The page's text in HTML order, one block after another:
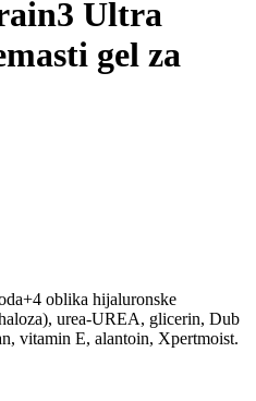
Ultra
gel za
oblika hijaluronske
urea-UREA, glicerin, Dub
vitamin E, alantoin, Xpertmoist.